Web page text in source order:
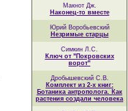
Макнот Дж.
Наконец-то вместе
Юрий Воробьевский
Незримые старцы
Симкин Л.С.
Ключ от "Покровских
ворот"
Дробышевский С.В.
Комплект из 2-х книг:
Ботаника антрополога. Как
растения создали человека